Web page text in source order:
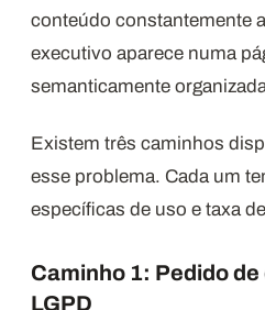
conteúdo constantemente
executivo aparece numa
semanticamente
Existem três caminhos
esse problema. Cada um
específicas de uso e taxa
Caminho 1: Pedido
LGPD